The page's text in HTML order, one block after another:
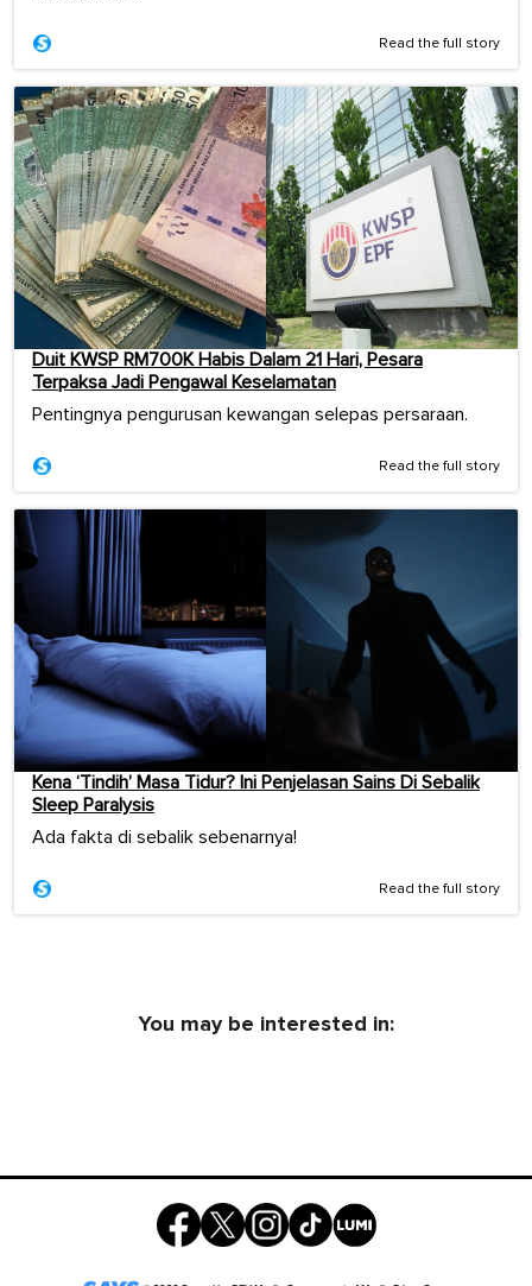
Read the full story
Duit KWSP RM700K Habis Dalam 21 Hari, Pesara
Terpaksa Jadi Pengawal Keselamatan
Pentingnya pengurusan kewangan selepas persaraan.
Read the full story
Kena ‘Tindih’ Masa Tidur? Ini Penjelasan Sains Di Sebalik
Sleep Paralysis
Ada fakta di sebalik sebenarnya!
Read the full story
You may be interested in: